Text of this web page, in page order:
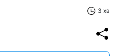
3 хв